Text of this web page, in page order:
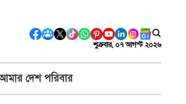
শুক্রবার, ০৭ আগস্ট ২০২৬
দেশ পরিবার